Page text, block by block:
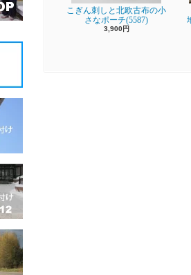
こぎん刺しと北欧古布の小
さなポーチ(5587)
3,900円